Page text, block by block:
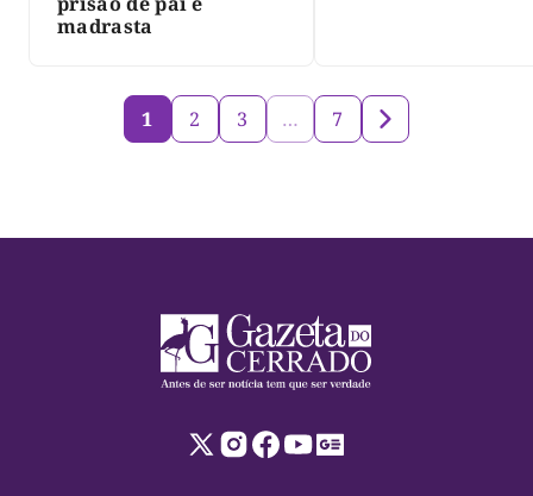
madrasta
1 2 3 … 7